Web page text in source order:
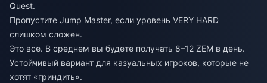
Quest.
Пропустите Jump Master, если уровень VERY HARD
слишком сложен.
Это все. В среднем вы будете получать 8–12 ZEM в день.
Устойчивый вариант для казуальных игроков, которые не
хотят «гриндить».